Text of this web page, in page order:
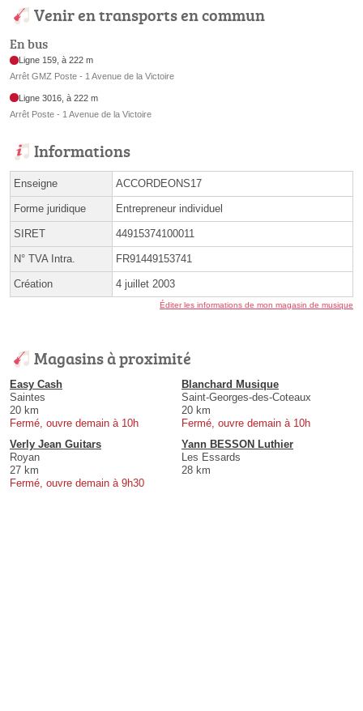
Venir en transports en commun
En bus
Ligne 159, à 222 m
Arrêt GMZ Poste - 1 Avenue de la Victoire
Ligne 3016, à 222 m
Arrêt Poste - 1 Avenue de la Victoire
Informations
Enseigne ACCORDEONS17
Forme juridique Entrepreneur individuel
SIRET 44915374100011
N° TVA Intra. FR91449153741
Création 4 juillet 2003
Éditer les informations de mon magasin de musique
Magasins à proximité
Easy Cash
Saintes
20 km
Fermé, ouvre demain à 10h
Blanchard Musique
Saint-Georges-des-Coteaux
20 km
Fermé, ouvre demain à 10h
Verly Jean Guitars
Royan
27 km
Fermé, ouvre demain à 9h30
Yann BESSON Luthier
Les Essards
28 km